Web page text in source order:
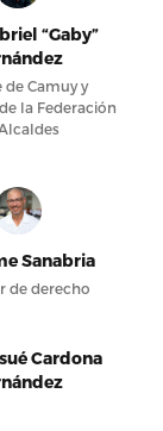
“Gaby”
de Camuy y
la Federación
Sanabria
de derecho
Cardona